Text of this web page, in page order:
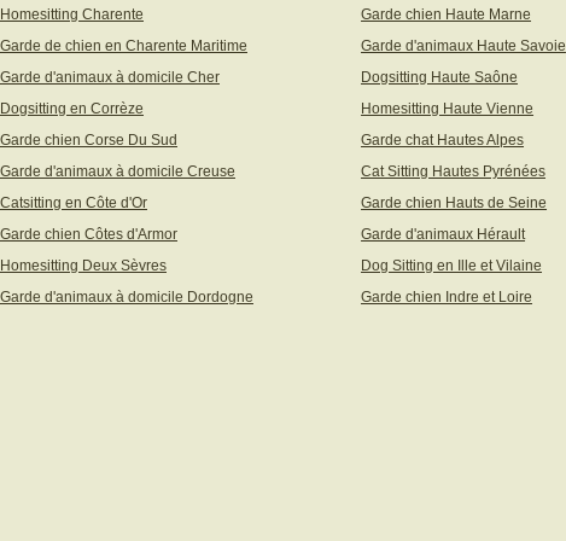
Homesitting Charente Garde chien Haute Marne
Garde de chien en Charente Maritime
Garde d'animaux Haute Savoie
Garde d'animaux à domicile Cher
Dogsitting Haute Saône
Dogsitting en Corrèze
Homesitting Haute Vienne
Garde chien Corse Du Sud
Garde chat Hautes Alpes
Garde d'animaux à domicile Creuse
Cat Sitting Hautes Pyrénées
Catsitting en Côte d'Or
Garde chien Hauts de Seine
Garde chien Côtes d'Armor
Garde d'animaux Hérault
Homesitting Deux Sèvres
Dog Sitting en Ille et Vilaine
Garde d'animaux à domicile Dordogne
Garde chien Indre et Loire